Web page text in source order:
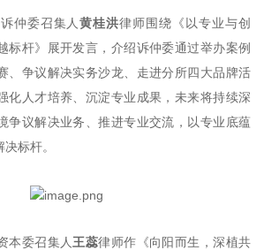
仲委召集人黄桂洪律师围绕《以专业与创
标杆》展开发言，介绍诉仲委通过举办案例
、争议解决实务沙龙、走进分所四大品牌活
化人才培养、沉淀专业成果，未来将持续深
争议解决业务、推进专业交流，以专业底蕴
标杆。
本委召集人 王蕊律师作《向阳而生，深植共